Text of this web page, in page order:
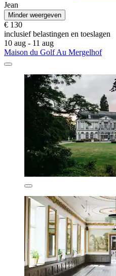
Jean
Minder weergeven
€ 130
inclusief belastingen en toeslagen
10 aug - 11 aug
Maison du Golf Au Mergelhof